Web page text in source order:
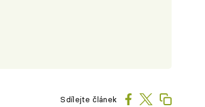
Sdílejte článek